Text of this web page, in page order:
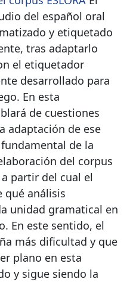
del español oral
y etiquetado
tras adaptarlo
el etiquetador
desarrollado para
En esta
de cuestiones
adaptación de ese
de la
del corpus
partir del cual el
qué análisis
unidad gramatical en
En este sentido, el
más dificultad y que
plano en esta
y sigue siendo la